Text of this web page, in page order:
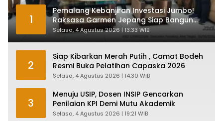
1
Pemalang Kebanjiran Investasi Jumbo!
Raksasa Garmen Jepang Siap Bangun
Pabrik dan Serap Ribuan Tenaga Kerja
Selasa, 4 Agustus 2026 | 13:33 WIB
2
Siap Kibarkan Merah Putih , Camat Bodeh
Resmi Buka Pelatihan Capaska 2026
Selasa, 4 Agustus 2026 | 14:30 WIB
3
Menuju USIP, Dosen INSIP Gencarkan
Penilaian KPI Demi Mutu Akademik
Selasa, 4 Agustus 2026 | 19:21 WIB